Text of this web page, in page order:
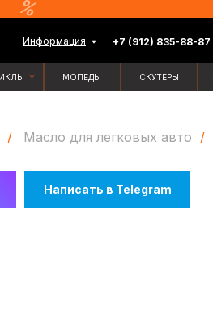
Информация +7 (912) 835-88-87
/ Масло для легковых авто /
Написать в Telegram